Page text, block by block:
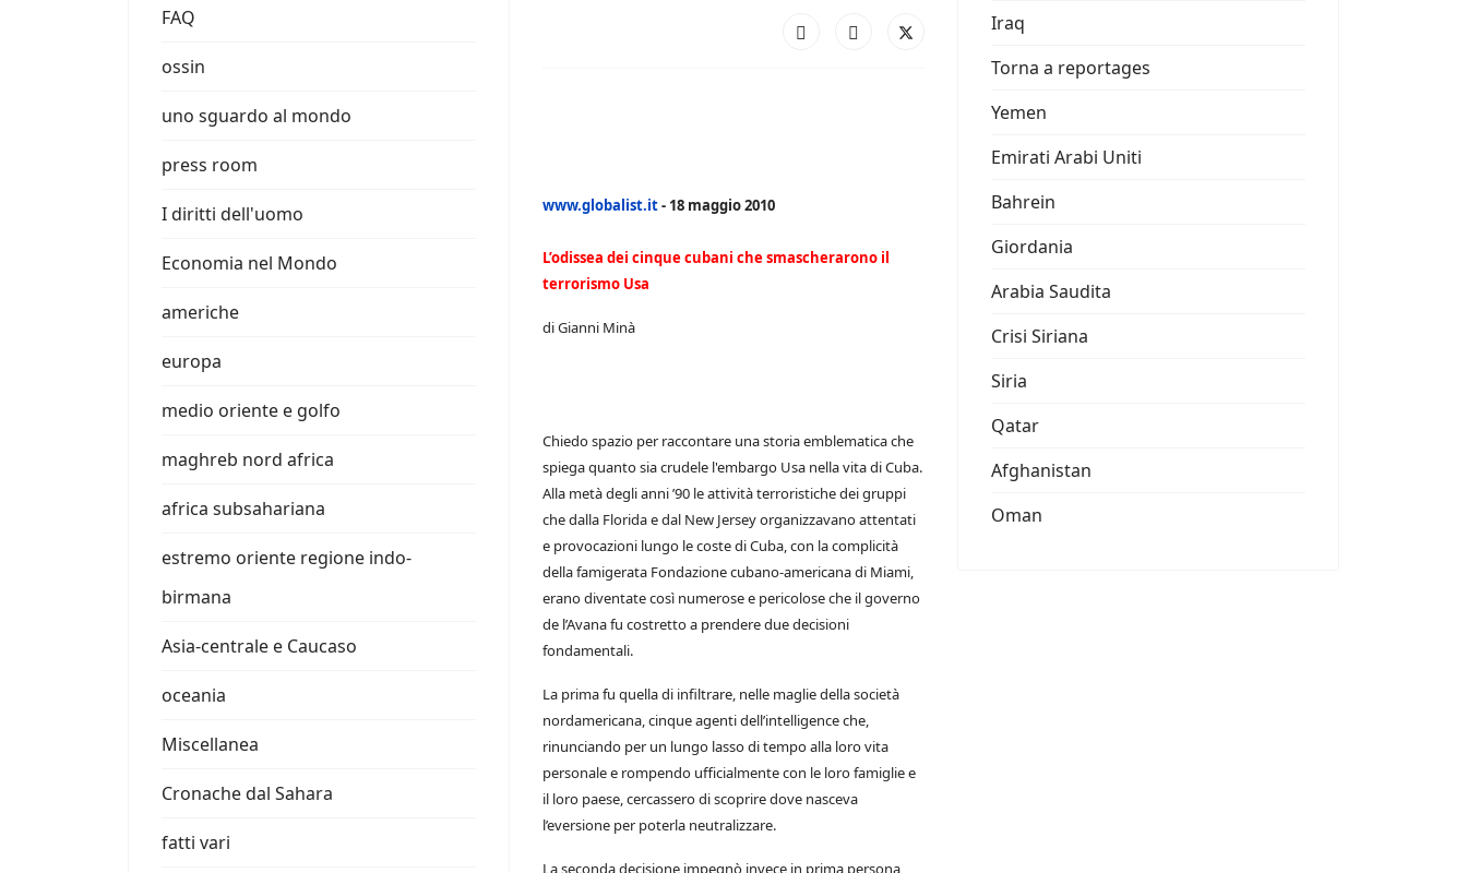
FAQ
ossin
uno sguardo al mondo
press room
I diritti dell'uomo
Economia nel Mondo
americhe
europa
medio oriente e golfo
maghreb nord africa
africa subsahariana
estremo oriente regione indo-
birmana
Asia-centrale e Caucaso
oceania
Miscellanea
Cronache dal Sahara
fatti vari
www.globalist.it- 18 maggio 2010
L’odissea dei cinque cubani che smascherarono il
terrorismo Usa
di Gianni Minà
Chiedo spazio per raccontare una storia emblematica che
spiega quanto sia crudele l'embargo Usa nella vita di Cuba.
Alla metà degli anni ’90 le attività terroristiche dei gruppi
che dalla Florida e dal New Jersey organizzavano attentati
e provocazioni lungo le coste di Cuba, con la complicità
della famigerata Fondazione cubano-americana di Miami,
erano diventate così numerose e pericolose che il governo
de l’Avana fu costretto a prendere due decisioni
fondamentali.
La prima fu quella di infiltrare, nelle maglie della società
nordamericana, cinque agenti dell’intelligence che,
rinunciando per un lungo lasso di tempo alla loro vita
personale e rompendo ufficialmente con le loro famiglie e
il loro paese, cercassero di scoprire dove nasceva
l’eversione per poterla neutralizzare.
La seconda decisione impegnò invece in prima persona
Iraq
Torna a reportages
Yemen
Emirati Arabi Uniti
Bahrein
Giordania
Arabia Saudita
Crisi Siriana
Siria
Qatar
Afghanistan
Oman